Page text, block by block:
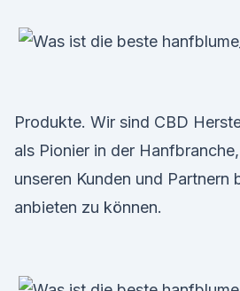
Produkte. Wir sind CBD
als Pionier in der
unseren Kunden und Partnern
anbieten zu können.